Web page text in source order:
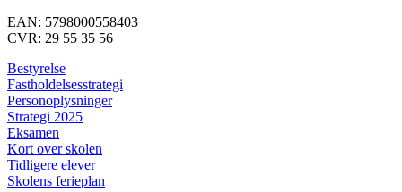
EAN: 5798000558403
CVR: 29 55 35 56
Bestyrelse
Fastholdelsesstrategi
Personoplysninger
Strategi 2025
Eksamen
Kort over skolen
Tidligere elever
Skolens ferieplan